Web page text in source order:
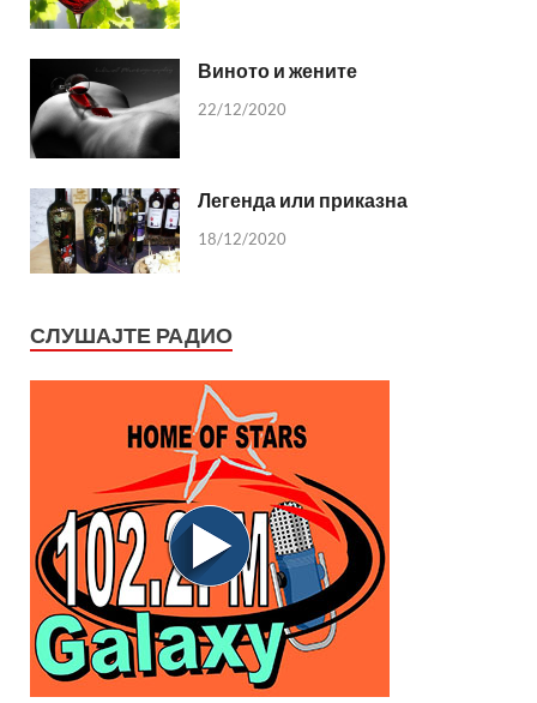
Виното и жените
22/12/2020
Легенда или приказна
18/12/2020
СЛУШАЈТЕ РАДИО